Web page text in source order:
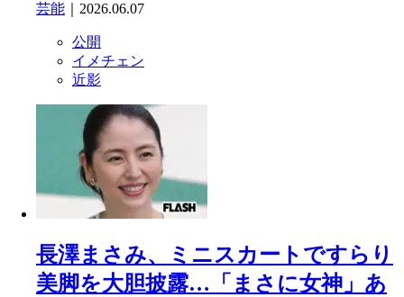
芸能 ｜2026.06.07
公開
イメチェン
近影
長澤まさみ、ミニスカートですらり
美脚を大胆披露…「まさに女神」あ